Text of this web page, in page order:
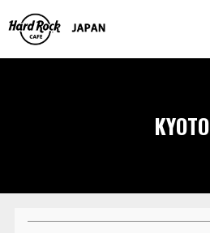
KYOTO